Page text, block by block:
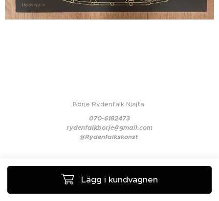
Lägg i kundvagnen
Börje Rydenfalk Njajta
070-6182473
rydenfalkborje@gmail.com
@Rydenfalkskonst